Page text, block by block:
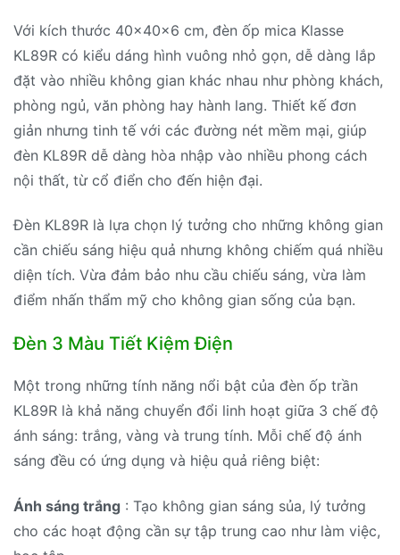
Với kích thước 40x40x6 cm, đèn ốp mica Klasse
KL89R có kiểu dáng hình vuông nhỏ gọn, dễ dàng lắp
đặt vào nhiều không gian khác nhau như phòng khách,
phòng ngủ, văn phòng hay hành lang. Thiết kế đơn
giản nhưng tinh tế với các đường nét mềm mại, giúp
đèn KL89R dễ dàng hòa nhập vào nhiều phong cách
nội thất, từ cổ điển cho đến hiện đại.
Đèn KL89R là lựa chọn lý tưởng cho những không gian
cần chiếu sáng hiệu quả nhưng không chiếm quá nhiều
diện tích. Vừa đảm bảo nhu cầu chiếu sáng, vừa làm
điểm nhấn thẩm mỹ cho không gian sống của bạn.
Đèn 3 Màu Tiết Kiệm Điện
Một trong những tính năng nổi bật của đèn ốp trần
KL89R là khả năng chuyển đổi linh hoạt giữa 3 chế độ
ánh sáng: trắng, vàng và trung tính. Mỗi chế độ ánh
sáng đều có ứng dụng và hiệu quả riêng biệt:
Ánh sáng trắng : Tạo không gian sáng sủa, lý tưởng
cho các hoạt động cần sự tập trung cao như làm việc,